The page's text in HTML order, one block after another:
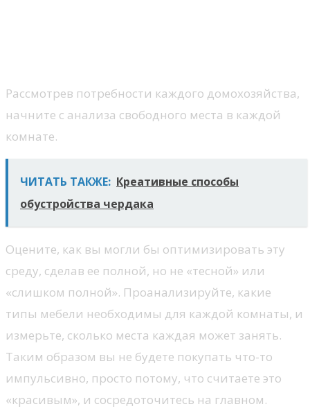
Рассмотрев потребности каждого домохозяйства,
начните с анализа свободного места в каждой
комнате.
ЧИТАТЬ ТАКЖЕ: Креативные способы
обустройства чердака
Оцените, как вы могли бы оптимизировать эту
среду, сделав ее полной, но не «тесной» или
«слишком полной». Проанализируйте, какие
типы мебели необходимы для каждой комнаты, и
измерьте, сколько места каждая может занять.
Таким образом вы не будете покупать что-то
импульсивно, просто потому, что считаете это
«красивым», и сосредоточитесь на главном.